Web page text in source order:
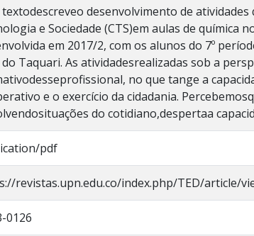
textodescreveo desenvolvimento de
e Sociedade (CTS)em aulas de química
em 2017/2, com os alunos do 7º
do Taquari. As atividadesrealizadas sob a
no que tange a
e o exercício da cidadania.
do cotidiano,despertaa
pdf
revistas.upn.edu.co/index.php/TED/article/
0126